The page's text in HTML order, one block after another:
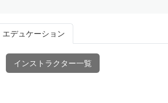
エデュケーション
インストラクター一覧